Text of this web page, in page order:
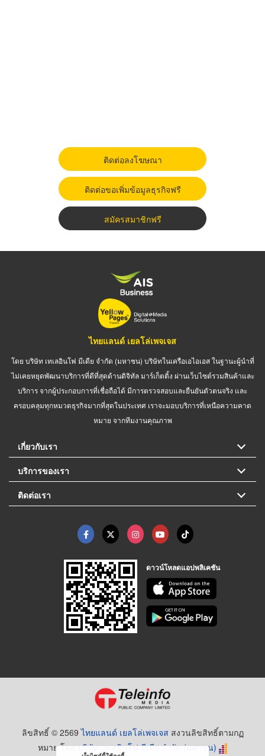
ติดต่อลงโฆษณา
ติดต่อขอเพิ่มข้อมูลธุรกิจฟรี
สมัครสมาชิกฟรี
ไทยแลนด์ เยลโล่เพจเจส
โดย บริษัท เทเลอินโฟ มีเดีย จำกัด (มหาชน) บริษัทในเครือเอไอเอส ในฐานะผู้นำที่
ไม่เคยหยุดพัฒนาบริการที่ดีที่สุดด้านดิจิทัล มาร์เก็ตติ้ง ผ่านเว็บไซต์รวมสินค้าและ
บริการ จากผู้ประกอบการที่เชื่อถือได้ มีการตรวจสอบและยืนยันตัวตนจริง และ
ครอบคลุมทุกหมวดธุรกิจมากที่สุดในประเทศ เราจะมอบบริการที่เหนือความคาด
หมาย จากทีมงานคุณภาพ
เกี่ยวกับเรา
บริการของเรา
ติดต่อเรา
ดาวน์โหลดแอปพลิเคชัน
ลิขสิทธิ์ © 2569ไทยแลนด์ เยลโล่เพจเจส สงวนลิขสิทธิ์ตามกฏ
หมาย โดยบริษัท เทเลอินโฟ มีเดีย จำกัด (มหาชน)